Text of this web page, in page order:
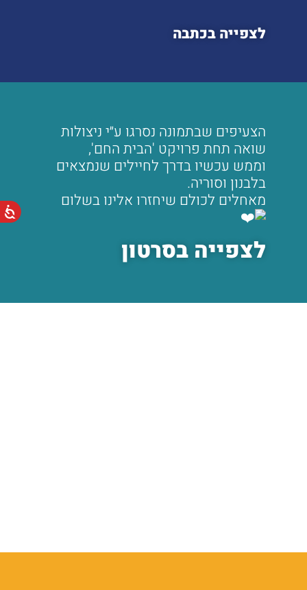
לצפייה בכתבה
הצעיפים שבתמונה נסרגו ע״י ניצולות
שואה תחת פרויקט 'הבית החם',
וממש עכשיו בדרך לחיילים שנמצאים
בלבנון וסוריה.
מאחלים לכולם שיחזרו אלינו בשלום
לצפייה בסרטון